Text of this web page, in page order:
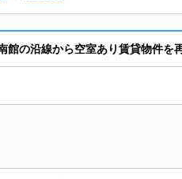
館の沿線から空室あり賃貸物件を